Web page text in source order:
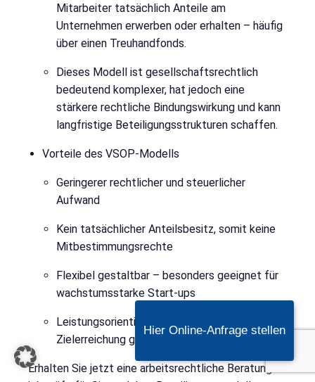
Mitarbeiter tatsächlich Anteile am
Unternehmen erwerben oder erhalten – häufig
über einen Treuhandfonds.
Dieses Modell ist gesellschaftsrechtlich
bedeutend komplexer, hat jedoch eine
stärkere rechtliche Bindungswirkung und kann
langfristige Beteiligungsstrukturen schaffen.
Vorteile des VSOP-Modells
Geringerer rechtlicher und steuerlicher
Aufwand
Kein tatsächlicher Anteilsbesitz, somit keine
Mitbestimmungsrechte
Flexibel gestaltbar – besonders geeignet für
wachstumsstarke Start-ups
Leistungsorientiert: Auszahlung häufig an die
Zielerreichung geknüpft
Erhalten Sie jetzt eine arbeitsrechtliche Beratung –
Hier Online-Anfrage stellen